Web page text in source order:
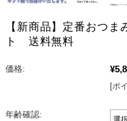
【新商品】定番おつ
ト 送料無料
価格:
[ポ
年齢確認: